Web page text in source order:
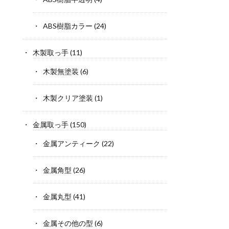
ABS樹脂カラー (24)
木製取っ手(11)
木製無塗装 (6)
木製クリア塗装 (1)
金属取っ手(150)
金属アンティーク (22)
金属角型 (26)
金属丸型 (41)
金属その他の型 (6)